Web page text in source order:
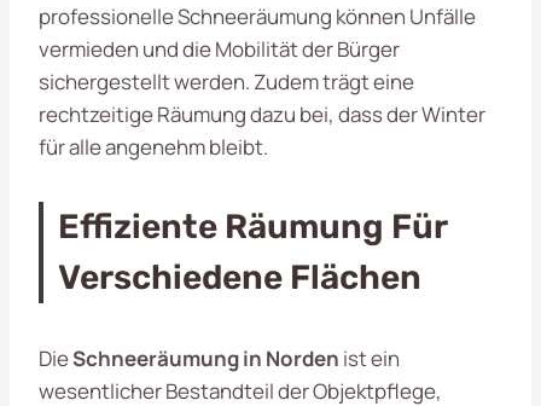
professionelle Schneeräumung können Unfälle
vermieden und die Mobilität der Bürger
sichergestellt werden. Zudem trägt eine
rechtzeitige Räumung dazu bei, dass der Winter
für alle angenehm bleibt.
Effiziente Räumung Für
Verschiedene Flächen
DieSchneeräumung in Norden ist ein
wesentlicher Bestandteil der Objektpflege,